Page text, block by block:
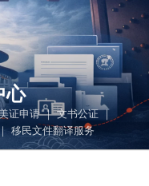
心
证申请 ｜ 文书公证 ｜
移民文件翻译服务